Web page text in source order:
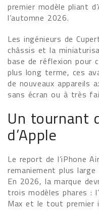
premier modèle pliant
l’automne 2026.
Les ingénieurs de
châssis et la
base de réflexion pour
plus long terme, ces
de nouveaux appareils
sans écran ou à très
Un tournant
d’Apple
Le report de l’iPhone
remaniement plus large
En 2026, la marque
trois modèles phares :
Max et le tout premier